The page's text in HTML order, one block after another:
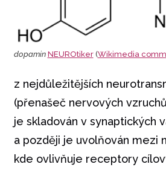
dopamin NEUROtiker(Wikimedia
z nejdůležitějších
(přenašeč nervových
je skladován v synaptických
a později je uvolňován mezi
kde ovlivňuje receptory